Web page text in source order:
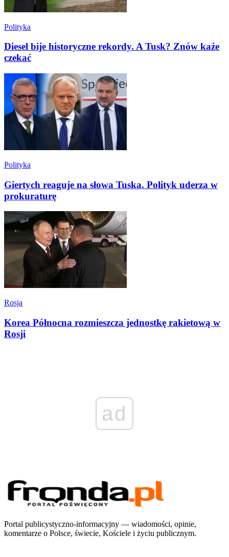
Polityka
Diesel bije historyczne rekordy. A Tusk? Znów każe
czekać
Polityka
Giertych reaguje na słowa Tuska. Polityk uderza w
prokuraturę
Rosja
Korea Północna rozmieszcza jednostkę rakietową w
Rosji
ad
Portal publicystyczno-informacyjny — wiadomości, opinie,
komentarze o Polsce, świecie, Kościele i życiu publicznym.